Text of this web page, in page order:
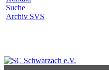
Suche
Archiv SVS